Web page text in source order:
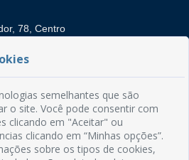
78, Centro
2246
do Site
frequentes
semelhantes que são
o site. Você pode consentir com
clicando em "Aceitar" ou
clicando em “Minhas opções”.
sobre os tipos de cookies,